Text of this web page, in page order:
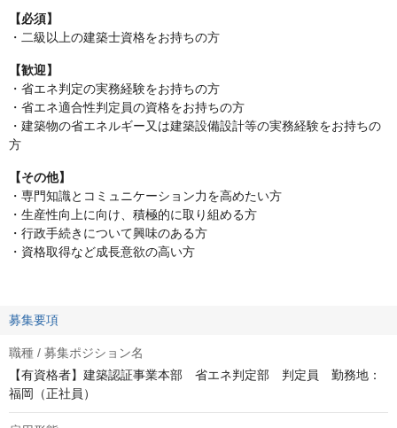
【必須】
・二級以上の建築士資格をお持ちの方
【歓迎】
・省エネ判定の実務経験をお持ちの方
・省エネ適合性判定員の資格をお持ちの方
・建築物の省エネルギー又は建築設備設計等の実務経験をお持ちの
方
【その他】
・専門知識とコミュニケーション力を高めたい方
・生産性向上に向け、積極的に取り組める方
・行政手続きについて興味のある方
・資格取得など成長意欲の高い方
募集要項
職種 / 募集ポジション名
【有資格者】建築認証事業本部 省エネ判定部 判定員 勤務地：
福岡（正社員）